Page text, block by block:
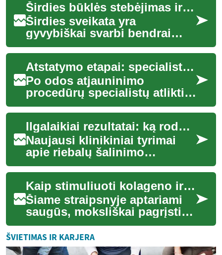
Širdies būklės stebėjimas ir ankstyvas atpažinimas
Širdies sveikata yra
gyvybiškai svarbi bendrai
gerovei ir ilgaamžiškumui.
Reguliarus širdies būklės
stebėjimas ir ank...
Atstatymo etapai: specialistų veiksmai po intervencijos
Po odos atjauninimo
procedūrų specialistų atlikti
atstatymo etapai padeda
skatinti gijimą, sumažinti
pigmentacijos ir...
Ilgalaikiai rezultatai: ką rodo naujausi klinikiniai tyrimai
Naujausi klinikiniai tyrimai
apie riebalų šalinimo
metodus tiria ilgalaikį poveikį,
saugumą ir paciento
pasitenkinimą...
Kaip stimuliuoti kolageno ir elastino gamybą saugiai
Šiame straipsnyje aptariami
saugūs, moksliškai pagrįsti
būdai skatinti odos kolageno
ir elastino gamybą. Išskiriami
n...
ŠVIETIMAS IR KARJERA